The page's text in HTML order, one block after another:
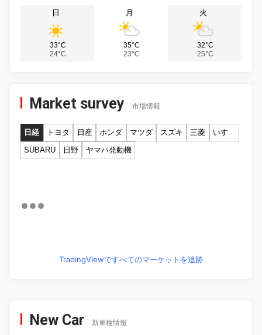
日
33°C
24°C
月
35°C
23°C
火
32°C
25°C
Market survey 市場情報
日経 トヨタ 日産 ホンダ マツダ スズキ 三菱
いすゞ
SUBARU
日野 ヤマハ発動機
TradingViewですべてのマーケットを追跡
New Car 新車種情報